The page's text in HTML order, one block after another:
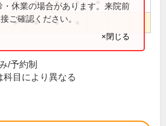
● ● ●
休業の場合があります。来院前
ご確認ください。
×閉じる
/予約制
科目により異なる